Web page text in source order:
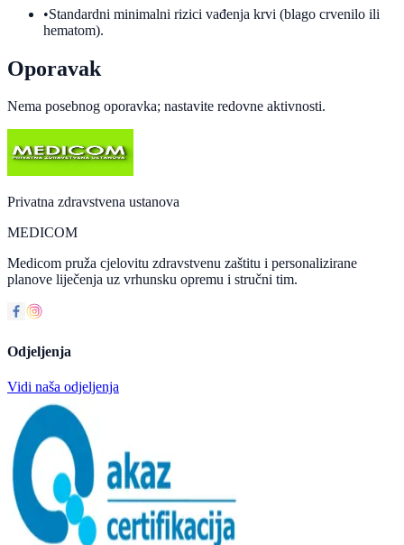
•Standardni minimalni rizici vađenja krvi (blago crvenilo ili
hematom).
Oporavak
Nema posebnog oporavka; nastavite redovne aktivnosti.
Privatna zdravstvena ustanova
MEDICOM
Medicom pruža cjelovitu zdravstvenu zaštitu i personalizirane
planove liječenja uz vrhunsku opremu i stručni tim.
Odjeljenja
Vidi naša odjeljenja